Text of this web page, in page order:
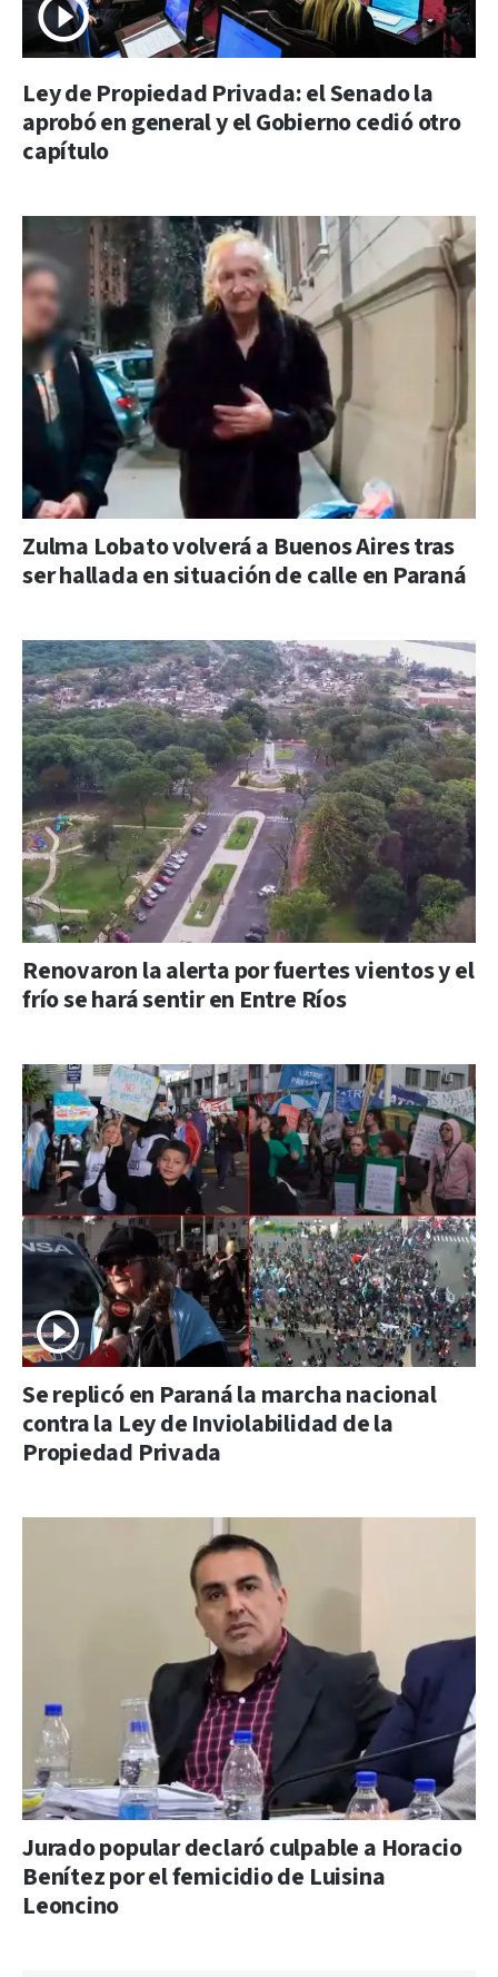
Ley de Propiedad Privada: el Senado la
aprobó en general y el Gobierno cedió otro
capítulo
Zulma Lobato volverá a Buenos Aires tras
ser hallada en situación de calle en Paraná
Renovaron la alerta por fuertes vientos y el
frío se hará sentir en Entre Ríos
Se replicó en Paraná la marcha nacional
contra la Ley de Inviolabilidad de la
Propiedad Privada
Jurado popular declaró culpable a Horacio
Benítez por el femicidio de Luisina
Leoncino